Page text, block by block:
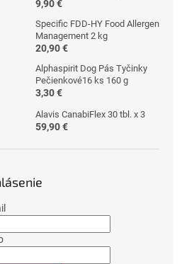
9,90 €
Specific FDD-HY Food Allergen
Management 2 kg
20,90 €
Alphaspirit Dog Pás Tyčinky
Pečienkové16 ks 160 g
3,30 €
Alavis CanabiFlex 30 tbl. x 3
59,90 €